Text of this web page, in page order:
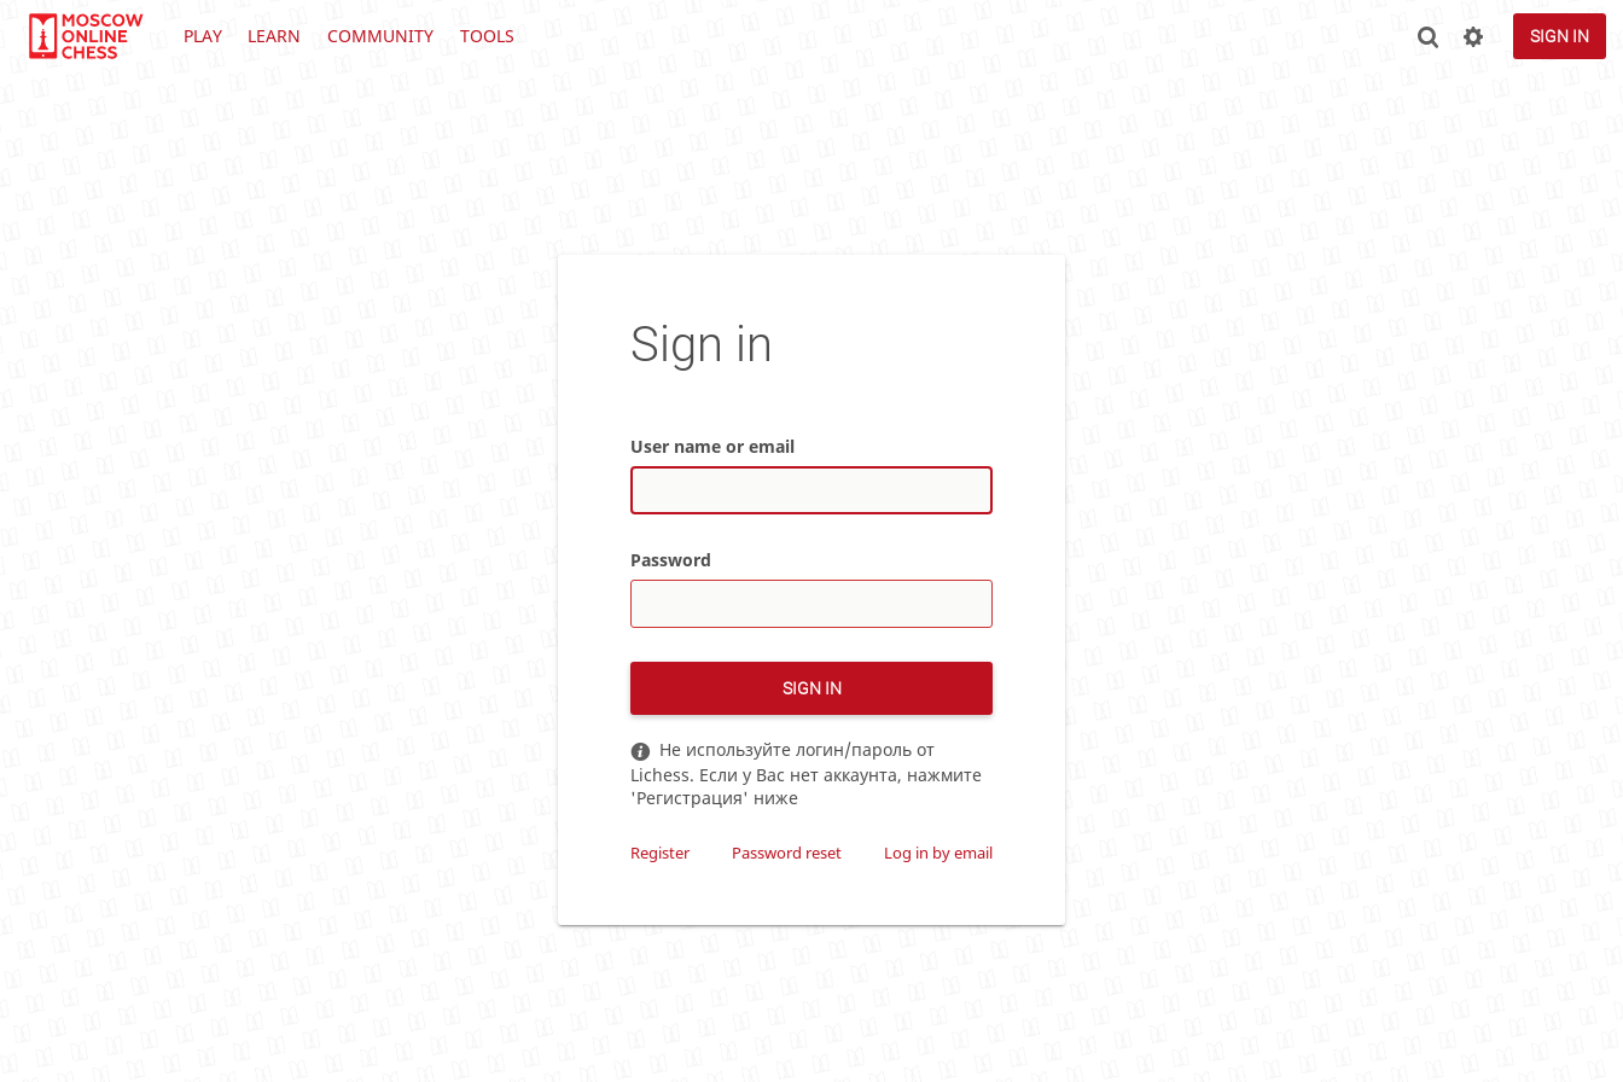
PLAY LEARN COMMUNITY TOOLS SIGN IN
Sign in
User name or email
Password
SIGN IN
Не используйте логин/пароль от
Lichess. Если у Вас нет аккаунта, нажмите
'Регистрация' ниже
Register Password reset Log in by email